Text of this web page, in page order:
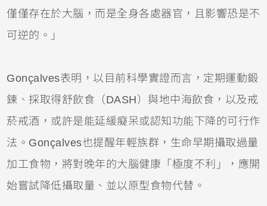
僅僅存在於大腦，而是全身各處器官，且影響恐是不
可逆的。」
Gonçalves表明，以目前科學實證而言，定期運動鍛
鍊、採取得舒飲食（DASH）與地中海飲食，以及戒
菸戒酒，或許是能延緩癡呆或認知功能下降的可行作
法。Gonçalves也提醒年輕族群，生命早期攝取過量
加工食物，將對晚年的大腦健康「極度不利」，應開
始嘗試降低攝取量、並以原型食物代替。